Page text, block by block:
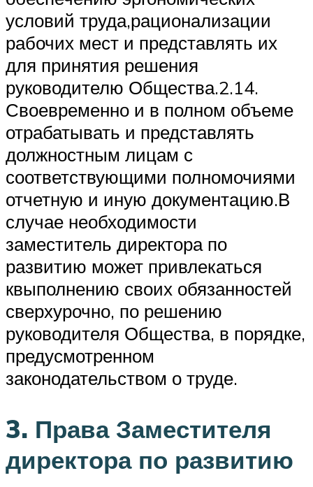
условий труда,рационализации
рабочих мест и представлять их
для принятия решения
руководителю Общества.2.14.
Своевременно и в полном объеме
отрабатывать и представлять
должностным лицам с
соответствующими полномочиями
отчетную и иную документацию.В
случае необходимости
заместитель директора по
развитию может привлекаться
квыполнению своих обязанностей
сверхурочно, по решению
руководителя Общества, в порядке,
предусмотренном
законодательством о труде.
3. Права Заместителя
директора по развитию